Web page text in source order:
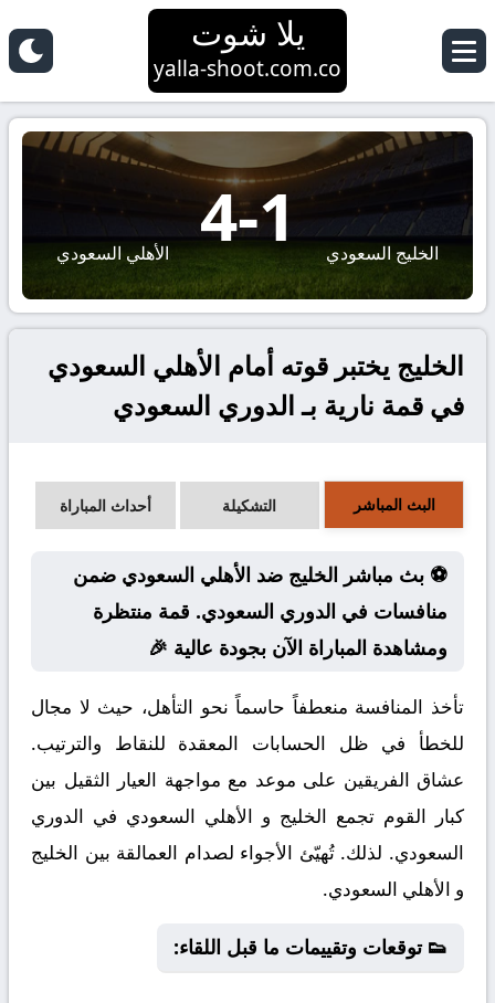
يلا شوت
yalla-shoot.com.co
الخليج السعودي 1
-
4 الأهلي السعودي
الخليج يختبر قوته أمام الأهلي السعودي
في قمة نارية بـ الدوري السعودي
البث المباشر التشكيلة أحداث المباراة
⚽ بث مباشر الخليج ضد الأهلي السعودي ضمن
منافسات في الدوري السعودي. قمة منتظرة
ومشاهدة المباراة الآن بجودة عالية 🎉
تأخذ المنافسة منعطفاً حاسماً نحو التأهل، حيث لا مجال
للخطأ في ظل الحسابات المعقدة للنقاط والترتيب.
عشاق الفريقين على موعد مع مواجهة العيار الثقيل بين
كبار القوم تجمع الخليج و الأهلي السعودي في الدوري
السعودي. لذلك. تُهيّئ الأجواء لصدام العمالقة بين الخليج
و الأهلي السعودي.
👟 توقعات وتقييمات ما قبل اللقاء: